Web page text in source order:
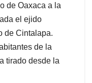
de Oaxaca a la
el ejido
de Cintalapa.
de la
tirado desde la